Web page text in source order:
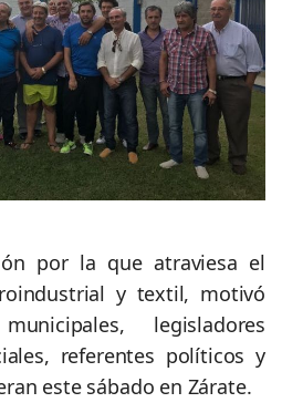
por la que atraviesa el
y textil, motivó
legisladores
referentes políticos y
este sábado en Zárate.